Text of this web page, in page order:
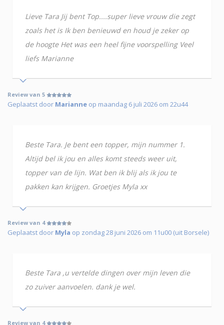
Lieve Tara Jij bent Top....super lieve vrouw die zegt
zoals het is Ik ben benieuwd en houd je zeker op
de hoogte Het was een heel fijne voorspelling Veel
liefs Marianne
Review van 5
Geplaatst door Marianne op maandag 6 juli 2026 om 22u44
Beste Tara. Je bent een topper, mijn nummer 1.
Altijd bel ik jou en alles komt steeds weer uit,
topper van de lijn. Wat ben ik blij als ik jou te
pakken kan krijgen. Groetjes Myla xx
Review van 4
Geplaatst door Myla op zondag 28 juni 2026 om 11u00 (uit Borsele)
Beste Tara ,u vertelde dingen over mijn leven die
zo zuiver aanvoelen. dank je wel.
Review van 4